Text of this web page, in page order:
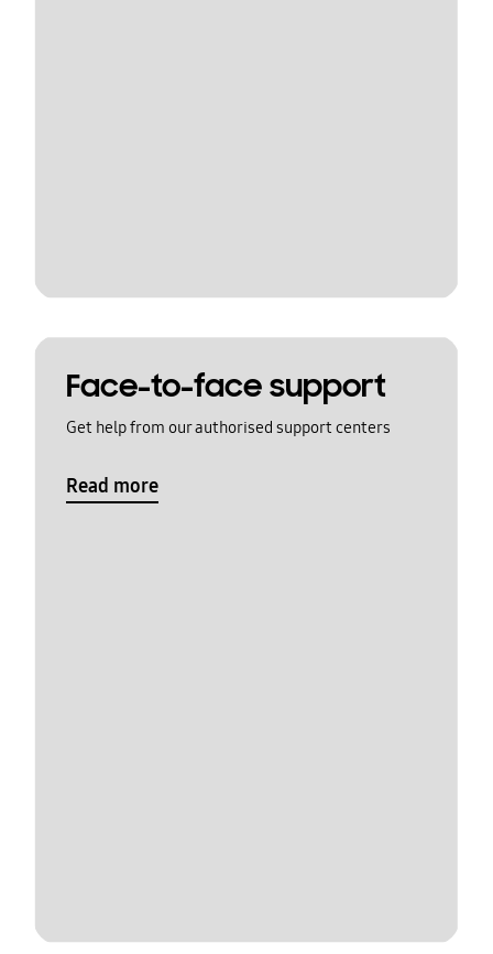
Face-to-face support
Get help from our authorised support centers
Read more